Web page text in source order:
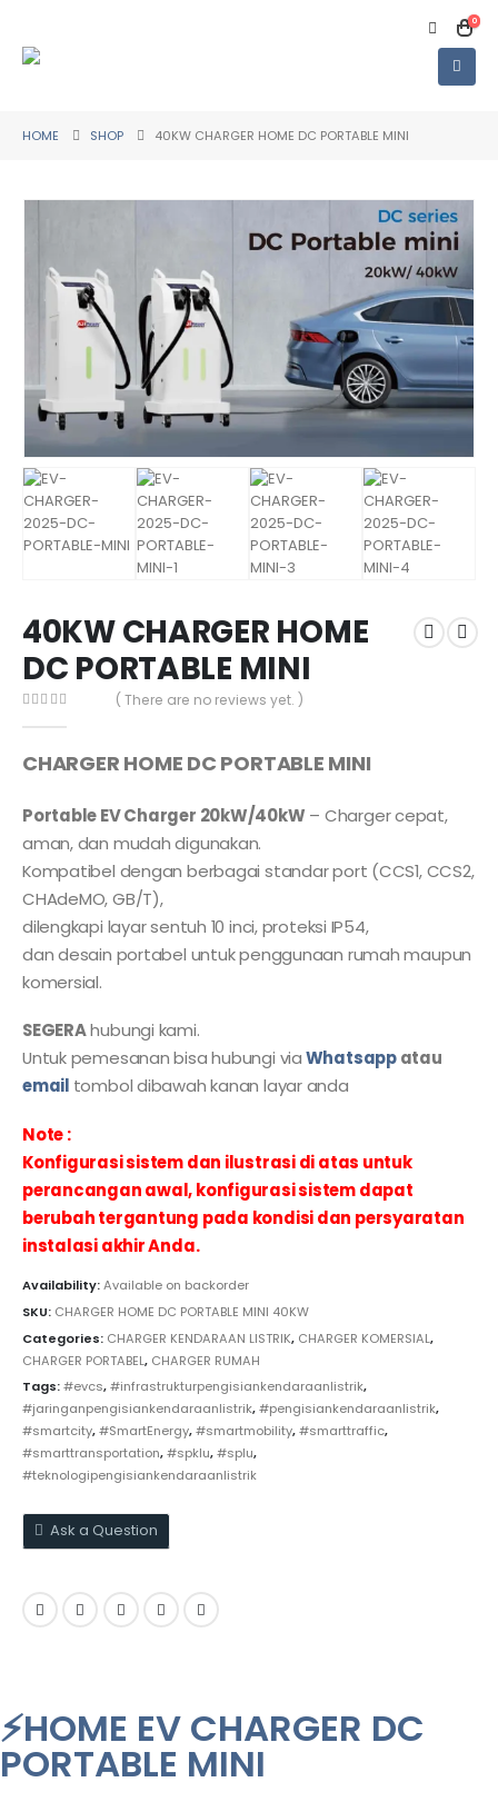
0
HOME SHOP 40KW CHARGER HOME DC PORTABLE MINI
40KW CHARGER HOME
DC PORTABLE MINI
( There are no reviews yet. )
CHARGER HOME DC PORTABLE MINI
Portable EV Charger 20kW/40kW – Charger cepat,
aman, dan mudah digunakan.
Kompatibel dengan berbagai standar port (CCS1, CCS2,
CHAdeMO, GB/T),
dilengkapi layar sentuh 10 inci, proteksi IP54,
dan desain portabel untuk penggunaan rumah maupun
komersial.
SEGERAhubungi kami.
Untuk pemesanan bisa hubungi viaWhatsappatau
email tombol dibawah kanan layar anda
Note :
Konfigurasi sistem dan ilustrasi di atas untuk
perancangan awal, konfigurasi sistem dapat
berubah tergantung pada kondisi dan persyaratan
instalasi akhir Anda.
Availability:Available on backorder
SKU: CHARGER HOME DC PORTABLE MINI 40KW
Categories: CHARGER KENDARAAN LISTRIK, CHARGER KOMERSIAL,
CHARGER PORTABEL, CHARGER RUMAH
Tags:#evcs,#infrastrukturpengisiankendaraanlistrik,
#jaringanpengisiankendaraanlistrik,#pengisiankendaraanlistrik,
#smartcity,#SmartEnergy,#smartmobility,#smarttraffic,
#smarttransportation,#spklu,#splu,
#teknologipengisiankendaraanlistrik
Ask a Question
⚡HOME EV CHARGER DC
PORTABLE MINI